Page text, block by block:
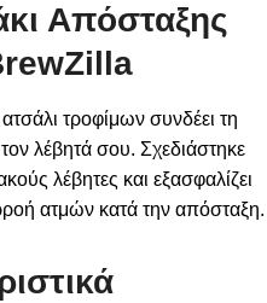
Απόσταξης
τροφίμων συνδέει τη
λέβητά σου. Σχεδιάστηκε
λέβητες και εξασφαλίζει
ατμών κατά την απόσταξη.